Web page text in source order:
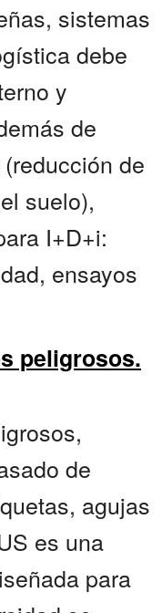
sistemas
debe
y
de
de
suelo),
I+D+i:
ensayos
peligrosos.
de
agujas
es una
para